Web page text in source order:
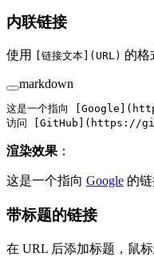
内联链接
使用 [链接文本](URL) 的格
markdown
这是一个指向 [ Google ](
访问 [ GitHub ]( https://
渲染效果：
这是一个指向 Google 的
带标题的链接
在 URL 后添加标题，鼠